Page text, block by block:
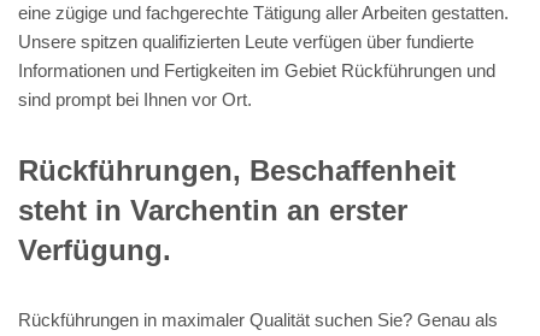
eine zügige und fachgerechte Tätigung aller Arbeiten gestatten.
Unsere spitzen qualifizierten Leute verfügen über fundierte
Informationen und Fertigkeiten im Gebiet Rückführungen und
sind prompt bei Ihnen vor Ort.
Rückführungen, Beschaffenheit
steht in Varchentin an erster
Verfügung.
Rückführungen in maximaler Qualität suchen Sie? Genau als